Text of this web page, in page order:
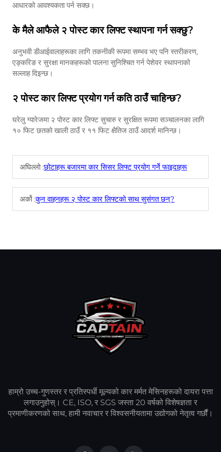
आधारको आवश्यकता पर्न सक्छ।
के मैले आफैले २ पोस्ट कार लिफ्ट स्थापना गर्न सक्छु?
अनुभवी डीआईवालाहरूका लागि तकनीकी रूपमा सम्भव भए पनि स्तरीकरण,
एङ्करिङ र सुरक्षा मानकहरूको पालना सुनिश्चित गर्न पेशेवर स्थापनाको
सल्लाह दिइन्छ।
२ पोस्ट कार लिफ्ट प्रयोग गर्न कति ठाउँ चाहिन्छ?
घरेलु ग्यारेजमा २ पोस्ट कार लिफ्ट सुचारु र सुरक्षित रूपमा सञ्चालनका लागि
१० फिट छतको खाली ठाउँ र ११ फिट क्षैतिज ठाउँ आदर्श मानिन्छ।
अघिल्लो :छोटाहरू बजारमा कार सिसर लिफ्ट प्रयोग गर्ने फाइदाहरू
अर्को :कुन वाहनहरू २ पोस्ट कार लिफ्टको साथ सुसंगत छन्?
हाम्रो उच्च-गुणस्तर र प्रतिस्पर्धी मूल्यको कार मर्मत मेसिनहरूको दायरा पत्ता
लगाउनुहोस्। CE, ISO, र SGS जस्ता 20 वर्षको विशेषज्ञता र
प्रमाणीकरणको साथ, हामी नवाचार र विश्वसनीयतामा उद्योगको नेतृत्व गर्छौं।